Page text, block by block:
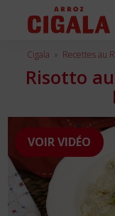
Cigala » Recettes au
Risotto
VOIR VIDÉO